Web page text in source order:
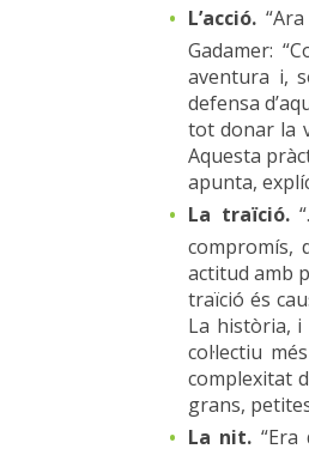
L’acció.
Gadamer:
aventura i,
defensa
tot donar la
Aquesta
apunta,
La traïció.
compromís,
actitud amb
traïció és
La història, i
col·lectiu
complexitat
grans,
La nit.